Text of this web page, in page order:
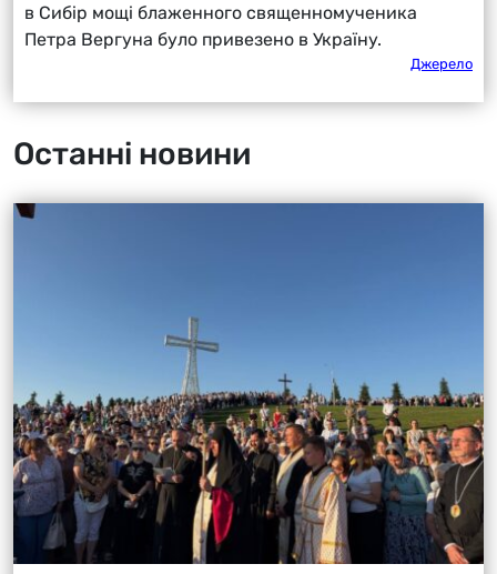
в Сибір мощі блаженного священномученика
Петра Вергуна було привезено в Україну.
Джерело
Останні новини